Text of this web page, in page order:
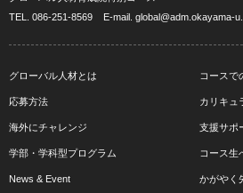
TEL. 086-251-8569 E-mail. global@adm.okayama-
グローバル人材とは コースで
応募方法 カリキュ
海外にチャレンジ 支援サポ
学部・学科型プログラム コース生
News & Event かがやく